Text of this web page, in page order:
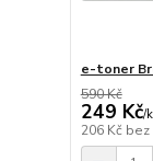
e-toner
590 Kč
249 Kč/
206 Kč bez